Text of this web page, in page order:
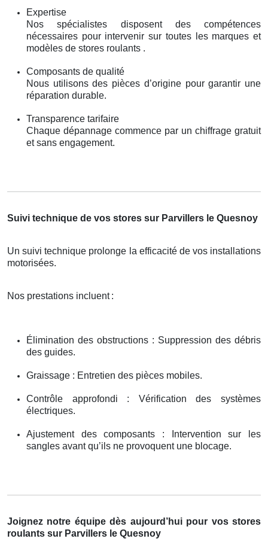
Expertise
Nos spécialistes disposent des compétences
nécessaires pour intervenir sur toutes les marques et
modèles de stores roulants .
Composants de qualité
Nous utilisons des pièces d’origine pour garantir une
réparation durable.
Transparence tarifaire
Chaque dépannage commence par un chiffrage gratuit
et sans engagement.
Suivi technique de vos stores sur Parvillers le Quesnoy
Un suivi technique prolonge la efficacité de vos installations
motorisées.
Nos prestations incluent :
Élimination des obstructions : Suppression des débris
des guides.
Graissage : Entretien des pièces mobiles.
Contrôle approfondi : Vérification des systèmes
électriques.
Ajustement des composants : Intervention sur les
sangles avant qu’ils ne provoquent une blocage.
Joignez notre équipe dès aujourd’hui pour vos stores
roulants sur Parvillers le Quesnoy